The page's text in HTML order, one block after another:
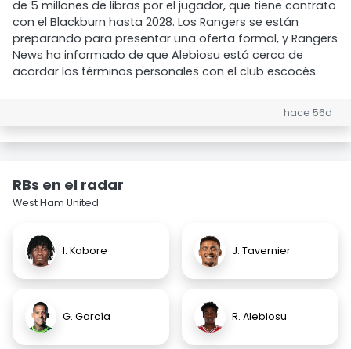
de 5 millones de libras por el jugador, que tiene contrato
con el Blackburn hasta 2028. Los Rangers se están
preparando para presentar una oferta formal, y Rangers
News ha informado de que Alebiosu está cerca de
acordar los términos personales con el club escocés.
hace 56d
RBs en el radar
West Ham United
I. Kabore J. Tavernier
G. García R. Alebiosu